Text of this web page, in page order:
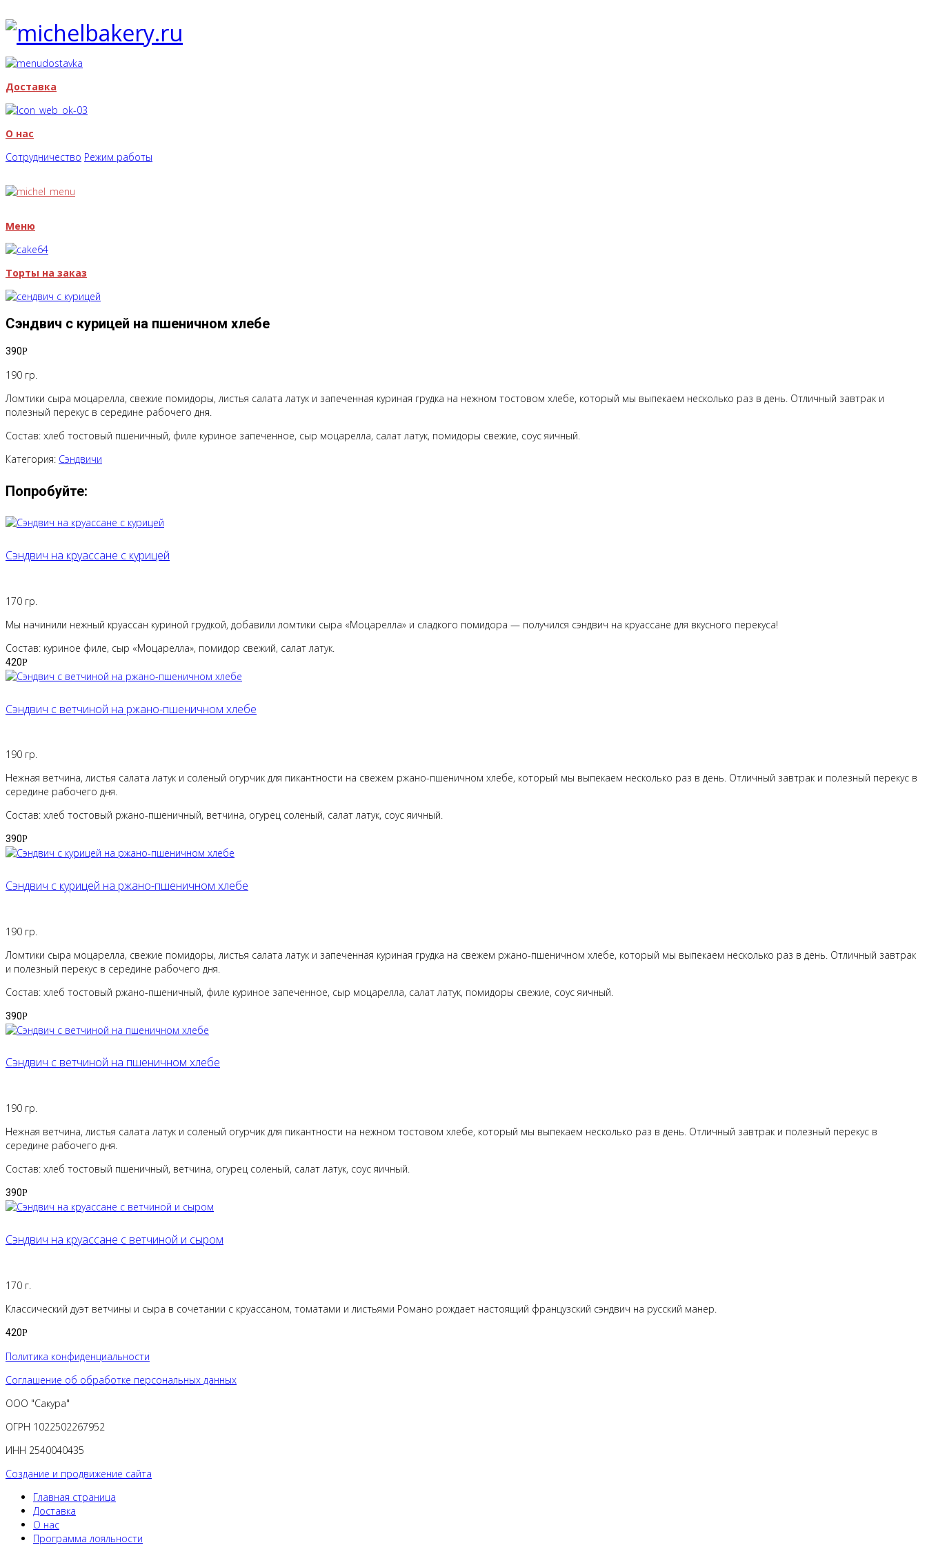
Доставка
О нас
Сотрудничество Режим работы
Меню
Торты на заказ
Сэндвич с курицей на пшеничном хлебе
390Р
190 гр.
Ломтики сыра моцарелла, свежие помидоры, листья салата латук и запеченная куриная грудка на нежном тостовом хлебе, который мы выпекаем несколько раз в день. Отличный завтрак и
полезный перекус в середине рабочего дня.
Состав: хлеб тостовый пшеничный, филе куриное запеченное, сыр моцарелла, салат латук, помидоры свежие, соус яичный.
Категория: Сэндвичи
Попробуйте:
Сэндвич на круассане с курицей
170 гр.
Мы начинили нежный круассан куриной грудкой, добавили ломтики сыра «Моцарелла» и сладкого помидора — получился сэндвич на круассане для вкусного перекуса!
Состав: куриное филе, сыр «Моцарелла», помидор свежий, салат латук.
420Р
Сэндвич с ветчиной на ржано-пшеничном хлебе
190 гр.
Нежная ветчина, листья салата латук и соленый огурчик для пикантности на свежем ржано-пшеничном хлебе, который мы выпекаем несколько раз в день. Отличный завтрак и полезный перекус в
середине рабочего дня.
Состав: хлеб тостовый ржано-пшеничный, ветчина, огурец соленый, салат латук, соус яичный.
390Р
Сэндвич с курицей на ржано-пшеничном хлебе
190 гр.
Ломтики сыра моцарелла, свежие помидоры, листья салата латук и запеченная куриная грудка на свежем ржано-пшеничном хлебе, который мы выпекаем несколько раз в день. Отличный завтрак
и полезный перекус в середине рабочего дня.
Состав: хлеб тостовый ржано-пшеничный, филе куриное запеченное, сыр моцарелла, салат латук, помидоры свежие, соус яичный.
390Р
Сэндвич с ветчиной на пшеничном хлебе
190 гр.
Нежная ветчина, листья салата латук и соленый огурчик для пикантности на нежном тостовом хлебе, который мы выпекаем несколько раз в день. Отличный завтрак и полезный перекус в
середине рабочего дня.
Состав: хлеб тостовый пшеничный, ветчина, огурец соленый, салат латук, соус яичный.
390Р
Сэндвич на круассане с ветчиной и сыром
170 г.
Классический дуэт ветчины и сыра в сочетании с круассаном, томатами и листьями Романо рождает настоящий французский сэндвич на русский манер.
420Р
Политика конфиденциальности
Соглашение об обработке персональных данных
ООО "Сакура"
ОГРН 1022502267952
ИНН 2540040435
Создание и продвижение сайта
Главная страница
Доставка
О нас
Программа лояльности